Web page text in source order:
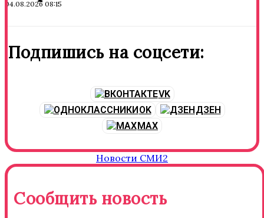
04.08.2026 08:15
Подпишись на соцсети:
VK
OK
ДЗЕН
MAX
Новости СМИ2
Сообщить новость